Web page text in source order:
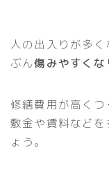
人の出入りが多
ぶん傷みやすくな
修繕費用が高く
敷金や賃料など
ょう。